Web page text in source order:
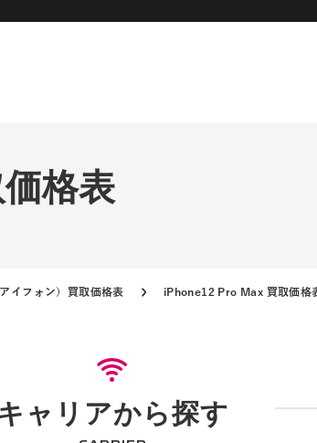
格表
イフォン）買取価格表 iPhone12 Pro Max 買取価格
ャリアから探す